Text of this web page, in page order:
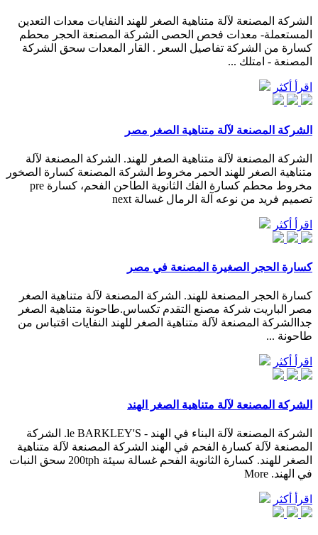
الشركة المصنعة لآلة متناهية الصغر للهند النفايات معدات التعدين
المستعملة- معدات فحص الحصى الشركة المصنعة الحجر محطم
كسارة من الشركة تفاصيل السعر . القار المعدات سحق الشركة
المصنعة - امتلك ...
اقرأ أكثر
الشركة المصنعة لآلة متناهية الصغر مصر
الشركة المصنعة لآلة متناهية الصغر للهند. الشركة المصنعة لآلة
متناهية الصغر للهند الحمر مخروط الشركة المصنعة كسارة الصخور
مخروط محطم كسارة الفك الثانوية الطاحن الفحم، كسارة pre
تصميم فريد من نوعه آلة الرمال غسالة next
اقرأ أكثر
كسارة الحجر الصغيرة المصنعة في مصر
كسارة الحجر المصنعة للهند. الشركة المصنعة لآلة متناهية الصغر
مصر الباريت شركة مصنع التقدم تكساس.طاحونة متناهية الصغر
جداالشركة المصنعة لآلة متناهية الصغر للهند النفايات اقتباس من
طاحونة ...
اقرأ أكثر
الشركة المصنعة لآلة متناهية الصغر الهند
الشركة المصنعة لآلة البناء في الهند - le BARKLEY'S. الشركة
المصنعة لآلة كسارة الفحم في الهند الشركة المصنعة لآلة متناهية
الصغر للهند. كسارة الثانوية الفحم غسالة سيئة 200tph سحق النبات
في الهند. More
اقرأ أكثر